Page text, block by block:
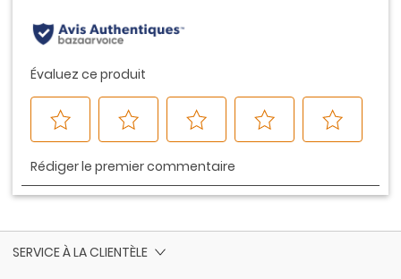
SERVICE À LA CLIENTÈLE